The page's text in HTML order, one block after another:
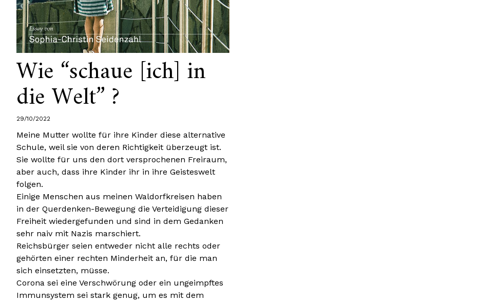
Wie “schaue [ich] in
die Welt” ?
29/10/2022
Meine Mutter wollte für ihre Kinder diese alternative
Schule, weil sie von deren Richtigkeit überzeugt ist.
Sie wollte für uns den dort versprochenen Freiraum,
aber auch, dass ihre Kinder ihr in ihre Geisteswelt
folgen.
Einige Menschen aus meinen Waldorfkreisen haben
in der Querdenken-Bewegung die Verteidigung dieser
Freiheit wiedergefunden und sind in dem Gedanken
sehr naiv mit Nazis marschiert.
Reichsbürger seien entweder nicht alle rechts oder
gehörten einer rechten Minderheit an, für die man
sich einsetzten, müsse.
Corona sei eine Verschwörung oder ein ungeimpftes
Immunsystem sei stark genug, um es mit dem